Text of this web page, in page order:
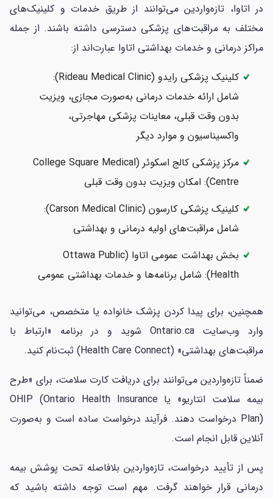
در اتاوا، تازه‌واردین می‌توانند از طریق خدمات و کلینیک‌های
مختلف به مراقبت‌های پزشکی دسترسی داشته باشند. از جمله
مراکز درمانی و خدمات بهداشتی اتاوا عبارت‌اند از:
کلینیک پزشکی رایدو (Rideau Medical Clinic):
شامل ارائه خدمات درمانی به‌صورت مجازی، ویزیت
بدون وقت قبلی، معاینات پزشکی مهاجرتی،
واکسیناسیون و موارد دیگر
مرکز پزشکی کالج اسکوئر (College Square Medical
Centre): امکان ویزیت بدون وقت قبلی
کلینیک پزشکی کارسون (Carson Medical Clinic):
شامل مراقبت‌های اولیه درمانی و بهداشتی
بخش بهداشت عمومی اتاوا (Ottawa Public
Health): شامل برنامه‌ها و خدمات بهداشتی عمومی
همچنین، برای پیدا کردن پزشک خانواده یا متخصص، می‌توانید
وارد وب‌سایت Ontario.ca شوید و در برنامه «ارتباط با
مراقبت‌های بهداشتی» (Health Care Connect) ثبت‌نام کنید.
ضمناً تازه‌واردین می‌توانند برای دریافت کارت سلامت، برای «طرح
بیمه سلامت انتاریو» یا OHIP (Ontario Health Insurance
Plan) درخواست دهند. فرآیند درخواست ساده است و به‌صورت
آنلاین قابل انجام است.
پس از تأیید درخواست، تازه‌واردین بلافاصله تحت پوشش بیمه
درمانی قرار خواهند گرفت. مهم است توجه داشته باشید که